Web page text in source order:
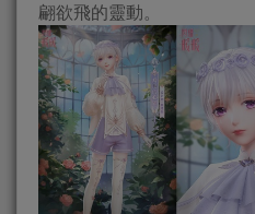
翩欲飛的靈動。